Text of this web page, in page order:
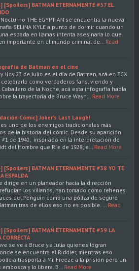
[Spoilers] BATMAN ETERNAMENTE #37 EL
THE EGYPTIAN se encuentra la nueva
SELINA KYLE a punto de dormir cuando un
espada en llamas intenta asesinarla lo que
importante en el mundo criminal de…
Read
de Batman en el cine
Hoy 23 de Julio es el día de Batman, acá en FCX
como verdaderos fans, viendo y
de la Noche, acá esta infografía habla
la trayectoria de Bruce Wayn…
Read More
Cómic] Joker's Last Laugh!
es uno de los enemigos tradicionales más
de la historia del cómic. Desde su aparición
#1 de 1940, inspirado en la interpretación de
del Hombre que Ríe de 1928; e…
Read More
[Spoilers] BATMAN ETERNAMENTE #38 YO TE
ESPALDA
dirige en un planeador hacia la dirección
los villanos, han tomado como rehenes
del Penguin como una póliza de seguro
tras de ellos eso no es posible. …
Read
[Spoilers] BATMAN ETERNAMENTE #39 LA
CORRECTA
se ve a Bruce y a Julia quienes logran
se encuentra el Riddler, mientras eso
trasporta a Mr. Freeze a la prisión pero un
y lo libera. B…
Read More